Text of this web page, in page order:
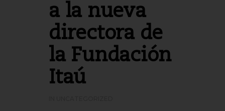
a la nueva
directora de
la Fundación
Itaú